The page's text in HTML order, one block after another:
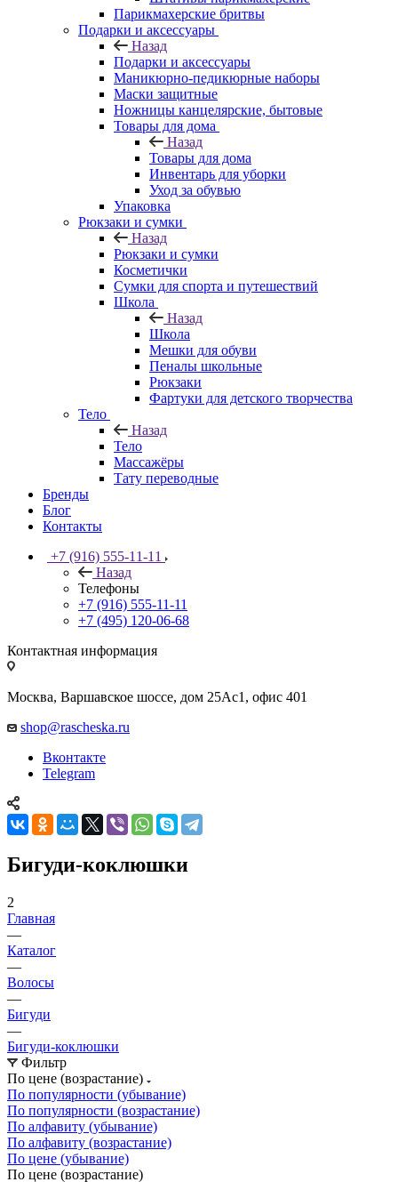
Парикмахерские бритвы
Подарки и аксессуары
Назад
Подарки и аксессуары
Маникюрно-педикюрные наборы
Маски защитные
Ножницы канцелярские, бытовые
Товары для дома
Назад
Товары для дома
Инвентарь для уборки
Уход за обувью
Упаковка
Рюкзаки и сумки
Назад
Рюкзаки и сумки
Косметички
Сумки для спорта и путешествий
Школа
Назад
Школа
Мешки для обуви
Пеналы школьные
Рюкзаки
Фартуки для детского творчества
Тело
Назад
Тело
Массажёры
Тату переводные
Бренды
Блог
Контакты
+7 (916) 555-11-11
Назад
Телефоны
+7 (916) 555-11-11
+7 (495) 120-06-68
Контактная информация
Москва, Варшавское шоссе, дом 25Аc1, офис 401
shop@rascheska.ru
Вконтакте
Telegram
Бигуди-коклюшки
2
Главная
—
Каталог
—
Волосы
—
Бигуди
—
Бигуди-коклюшки
Фильтр
По цене (возрастание)
По популярности (убывание)
По популярности (возрастание)
По алфавиту (убывание)
По алфавиту (возрастание)
По цене (убывание)
По цене (возрастание)